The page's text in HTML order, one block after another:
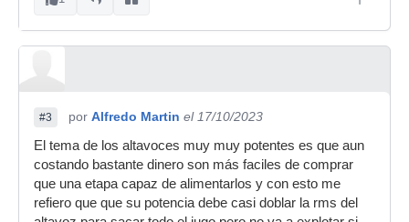
#3 por Alfredo Martin el 17/10/2023
El tema de los altavoces muy muy potentes es que aun
costando bastante dinero son más faciles de comprar
que una etapa capaz de alimentarlos y con esto me
refiero que que su potencia debe casi doblar la rms del